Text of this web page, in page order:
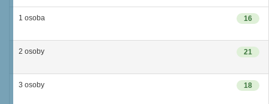
16
1 osoba
21
2 osoby
18
3 osoby